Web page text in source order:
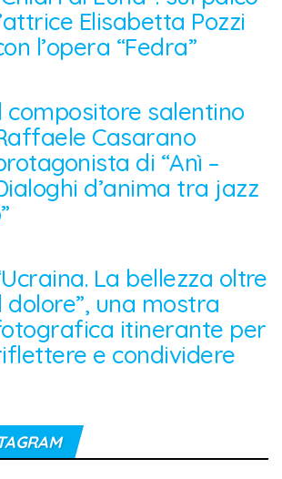
Elisabetta Pozzi
l’opera “Fedra”
compositore salentino
Casarano
di “Anì –
d’anima tra jazz
La bellezza oltre
dolore”, una mostra
itinerante per
e condividere